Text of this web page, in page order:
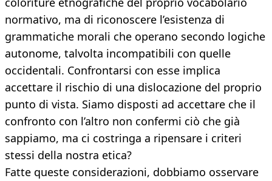
normativo, ma di riconoscere l’esistenza di
grammatiche morali che operano secondo logiche
autonome, talvolta incompatibili con quelle
occidentali. Confrontarsi con esse implica
accettare il rischio di una dislocazione del proprio
punto di vista. Siamo disposti ad accettare che il
confronto con l’altro non confermi ciò che già
sappiamo, ma ci costringa a ripensare i criteri
stessi della nostra etica?
Fatte queste considerazioni, dobbiamo osservare